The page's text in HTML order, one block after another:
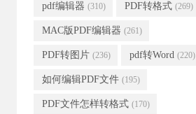
pdf编辑器 (310) PDF转格式 (269)
MAC版PDF编辑器 (261)
PDF转图片 (236) pdf转Word (220)
如何编辑PDF文件 (195)
PDF文件怎样转格式 (170)